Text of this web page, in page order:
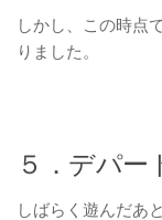
しかし、この時点
りました。
５．デパー
しばらく遊んだあ